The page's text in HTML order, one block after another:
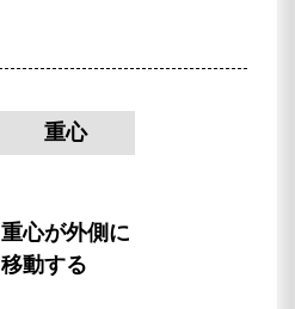
重心
重心が外側に
移動する